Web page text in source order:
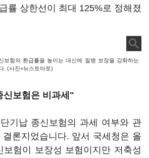
률 상한선이 최대 125%로 정해졌
보험의 환급률을 높이는 대신에 질병 보장을 강화하는
. (사진=뉴스토마토)
신보험은 비과세"
기납 종신보험의 과세 여부와 관
결론지었습니다. 앞서 국세청은 올
험이 보장성 보험이지만 저축성